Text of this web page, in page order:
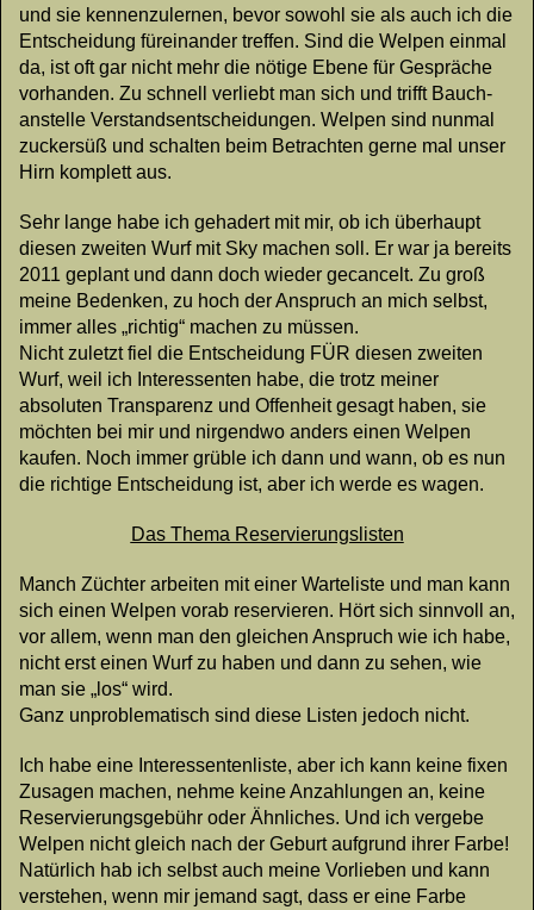
und sie kennenzulernen, bevor sowohl sie als auch ich die
Entscheidung füreinander treffen. Sind die Welpen einmal
da, ist oft gar nicht mehr die nötige Ebene für Gespräche
vorhanden. Zu schnell verliebt man sich und trifft Bauch-
anstelle Verstandsentscheidungen. Welpen sind nunmal
zuckersüß und schalten beim Betrachten gerne mal unser
Hirn komplett aus.
Sehr lange habe ich gehadert mit mir, ob ich überhaupt
diesen zweiten Wurf mit Sky machen soll. Er war ja bereits
2011 geplant und dann doch wieder gecancelt. Zu groß
meine Bedenken, zu hoch der Anspruch an mich selbst,
immer alles „richtig“ machen zu müssen.
Nicht zuletzt fiel die Entscheidung FÜR diesen zweiten
Wurf, weil ich Interessenten habe, die trotz meiner
absoluten Transparenz und Offenheit gesagt haben, sie
möchten bei mir und nirgendwo anders einen Welpen
kaufen. Noch immer grüble ich dann und wann, ob es nun
die richtige Entscheidung ist, aber ich werde es wagen.
Das Thema Reservierungslisten
Manch Züchter arbeiten mit einer Warteliste und man kann
sich einen Welpen vorab reservieren. Hört sich sinnvoll an,
vor allem, wenn man den gleichen Anspruch wie ich habe,
nicht erst einen Wurf zu haben und dann zu sehen, wie
man sie „los“ wird.
Ganz unproblematisch sind diese Listen jedoch nicht.
Ich habe eine Interessentenliste, aber ich kann keine fixen
Zusagen machen, nehme keine Anzahlungen an, keine
Reservierungsgebühr oder Ähnliches. Und ich vergebe
Welpen nicht gleich nach der Geburt aufgrund ihrer Farbe!
Natürlich hab ich selbst auch meine Vorlieben und kann
verstehen, wenn mir jemand sagt, dass er eine Farbe